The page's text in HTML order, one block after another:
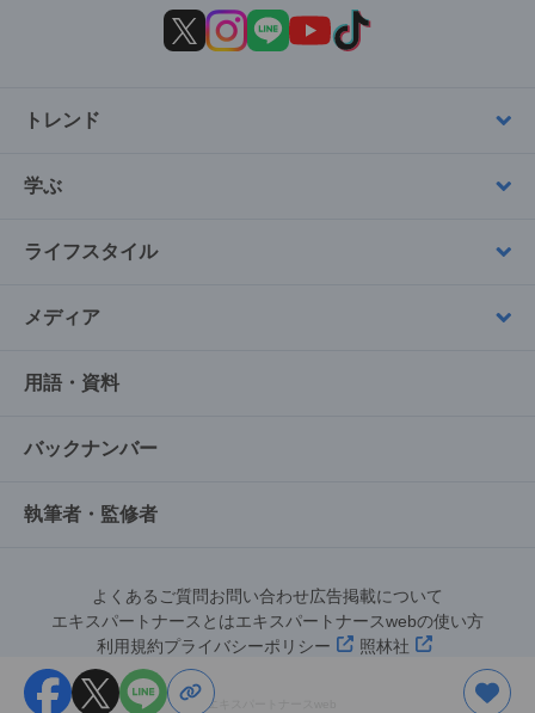
トレンド
学ぶ
ライフスタイル
メディア
用語・資料
バックナンバー
執筆者・監修者
よくあるご質問お問い合わせ広告掲載について
エキスパートナースとはエキスパートナースwebの使い方
利用規約プライバシーポリシー 照林社
©︎エキスパートナースweb